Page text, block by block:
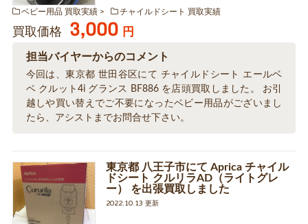
ベビー用品 買取実績 チャイルドシート 買取実績
買取価格 3,000 円
担当バイヤーからのコメント
今回は、東京都 世田谷区にて チャイルドシート エールベ
ベ クルット4i グランス BF886 を店頭買取しました。 お引
越しや買い替えでご不要になったベビー用品がございまし
たら、アシストまでお問合せ下さい。
東京都 八王子市にて Aprica チャイル
ドシート クルリラAD（ライトグレ
ー） を出張買取しました
2022.10.13 更新